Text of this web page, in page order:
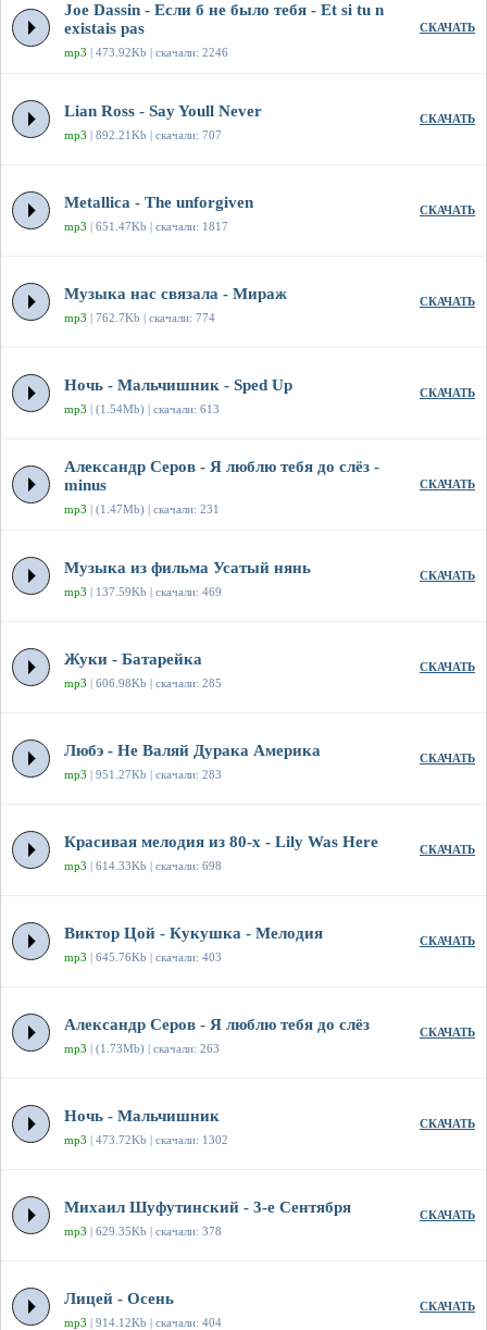
Joe Dassin - Если б не было тебя - Et si tu n
existais pas
mp3 | 473.92Kb | скачали: 2246
СКАЧАТЬ
Lian Ross - Say Youll Never
mp3 | 892.21Kb | скачали: 707
СКАЧАТЬ
Metallica - The unforgiven
mp3 | 651.47Kb | скачали: 1817
СКАЧАТЬ
Музыка нас связала - Мираж
mp3 | 762.7Kb | скачали: 774
СКАЧАТЬ
Ночь - Мальчишник - Sped Up
mp3 | (1.54Mb) | скачали: 613
СКАЧАТЬ
Александр Серов - Я люблю тебя до слёз -
minus
mp3 | (1.47Mb) | скачали: 231
СКАЧАТЬ
Музыка из фильма Усатый нянь
mp3 | 137.59Kb | скачали: 469
СКАЧАТЬ
Жуки - Батарейка
mp3 | 606.98Kb | скачали: 285
СКАЧАТЬ
Любэ - Не Валяй Дурака Америка
mp3 | 951.27Kb | скачали: 283
СКАЧАТЬ
Красивая мелодия из 80-х - Lily Was Here
mp3 | 614.33Kb | скачали: 698
СКАЧАТЬ
Виктор Цой - Кукушка - Мелодия
mp3 | 645.76Kb | скачали: 403
СКАЧАТЬ
Александр Серов - Я люблю тебя до слёз
mp3 | (1.73Mb) | скачали: 263
СКАЧАТЬ
Ночь - Мальчишник
mp3 | 473.72Kb | скачали: 1302
СКАЧАТЬ
Михаил Шуфутинский - 3-е Сентября
mp3 | 629.35Kb | скачали: 378
СКАЧАТЬ
Лицей - Осень
mp3 | 914.12Kb | скачали: 404
СКАЧАТЬ